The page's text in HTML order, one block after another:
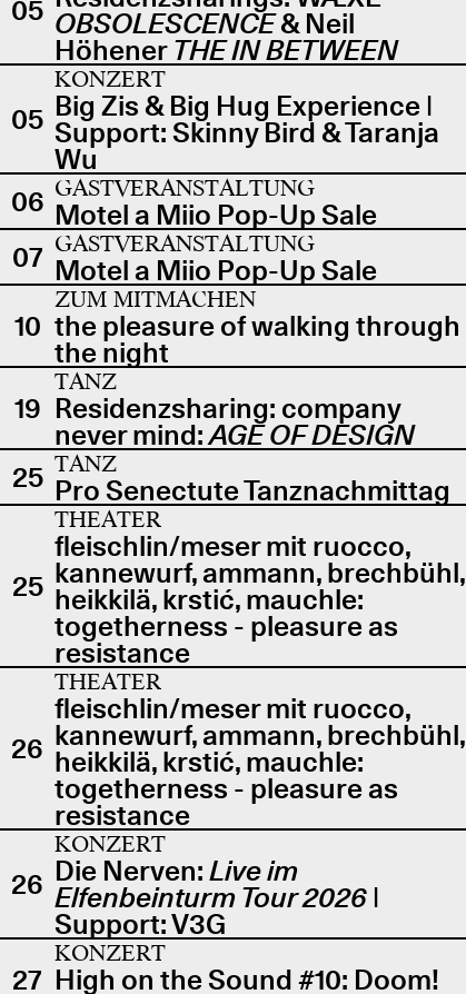
05 OBSOLESCENCE& Neil
Höhener THE IN BETWEEN
05
KONZERT
Big Zis & Big Hug Experience |
Support: Skinny Bird & Taranja
Wu
06 GASTVERANSTALTUNG
Motel a Miio Pop-Up Sale
07 GASTVERANSTALTUNG
Motel a Miio Pop-Up Sale
10
ZUM MITMACHEN
the pleasure of walking through
the night
19
TANZ
Residenzsharing: company
never mind:AGE OF DESIGN
25 TANZ
Pro Senectute Tanznachmittag
25
THEATER
fleischlin/meser mit ruocco,
kannewurf, ammann, brechbühl,
heikkilä, krstić, mauchle:
togetherness - pleasure as
resistance
26
THEATER
fleischlin/meser mit ruocco,
kannewurf, ammann, brechbühl,
heikkilä, krstić, mauchle:
togetherness - pleasure as
resistance
26
KONZERT
Die Nerven:Live im
Elfenbeinturm Tour 2026 |
Support: V3G
27
KONZERT
High on the Sound #10: Doom!